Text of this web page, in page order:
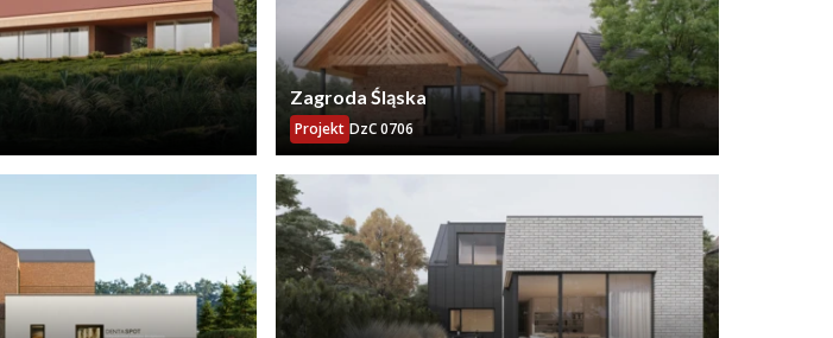
Zagroda Śląska
Projekt DzC 0706